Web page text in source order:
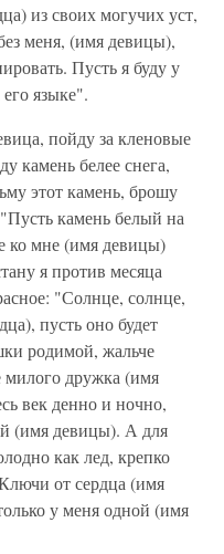
из своих могучих уст,
меня, (имя девицы),
Пусть я буду у
языке".
пойду за кленовые
камень белее снега,
этот камень, брошу
камень белый на
ко мне (имя девицы)
я против месяца
"Солнце, солнце,
пусть оно будет
родимой, жальче
дружка (имя
век денно и ночно,
(имя девицы). А для
как лед, крепко
от сердца (имя
у меня одной (имя